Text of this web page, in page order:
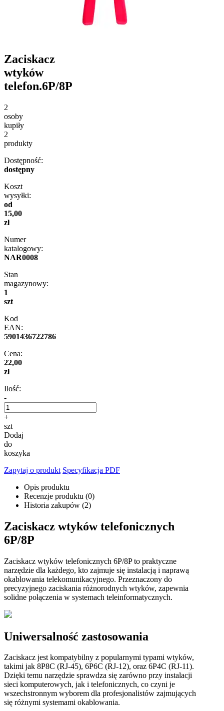
Zaciskacz
wtyków
telefon.6P/8P
2
osoby
kupiły
2
produkty
Dostępność:
dostępny
Koszt
wysyłki:
od
15,00
zł
Numer
katalogowy:
NAR0008
Stan
magazynowy:
1
szt
Kod
EAN:
5901436722786
Cena:
22,00
zł
Ilość:
-
+
szt
Dodaj
do
koszyka
Zapytaj o produkt Specyfikacja PDF
Opis produktu
Recenzje produktu (0)
Historia zakupów (2)
Zaciskacz wtyków telefonicznych
6P/8P
Zaciskacz wtyków telefonicznych 6P/8P to praktyczne
narzędzie dla każdego, kto zajmuje się instalacją i naprawą
okablowania telekomunikacyjnego. Przeznaczony do
precyzyjnego zaciskania różnorodnych wtyków, zapewnia
solidne połączenia w systemach teleinformatycznych.
Uniwersalność zastosowania
Zaciskacz jest kompatybilny z popularnymi typami wtyków,
takimi jak 8P8C (RJ-45), 6P6C (RJ-12), oraz 6P4C (RJ-11).
Dzięki temu narzędzie sprawdza się zarówno przy instalacji
sieci komputerowych, jak i telefonicznych, co czyni je
wszechstronnym wyborem dla profesjonalistów zajmujących
się różnymi systemami okablowania.